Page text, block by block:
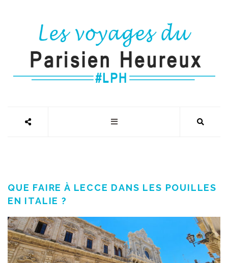
QUE FAIRE À LECCE DANS LES POUILLES
EN ITALIE ?